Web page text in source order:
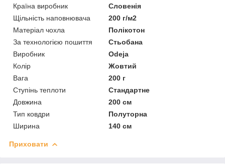
Країна виробник
Словенія
Щільність наповнювача
200 г/м2
Матеріал чохла
Полікотон
За технологією пошиття
Стьобана
Виробник
Odeja
Колір
Жовтий
Вага
200 г
Ступінь теплоти
Стандартне
Довжина
200 см
Тип ковдри
Полуторна
Ширина
140 см
Приховати